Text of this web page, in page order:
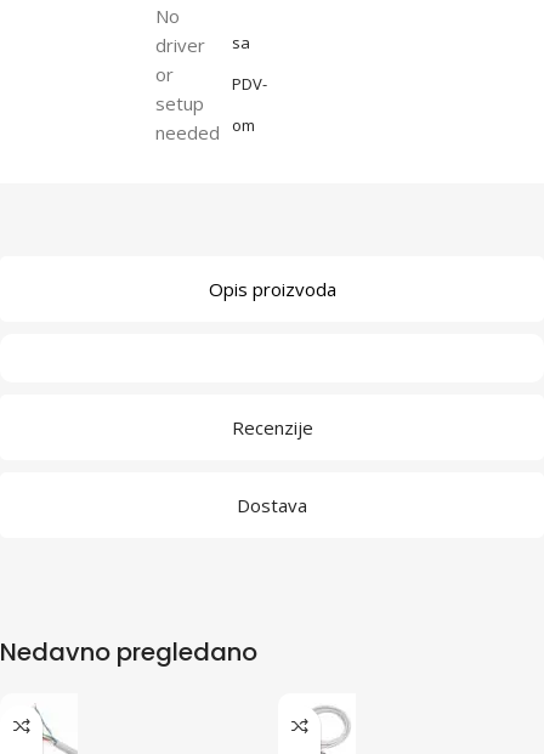
No
driver
or
setup
needed
sa
PDV-
om
Opis proizvoda
Recenzije
Dostava
Nedavno pregledano